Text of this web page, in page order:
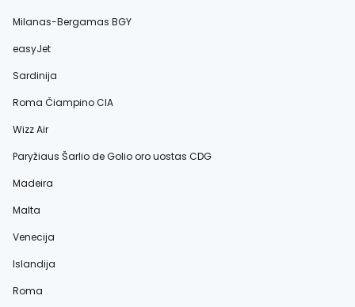
Milanas-Bergamas BGY
easyJet
Sardinija
Roma Čiampino CIA
Wizz Air
Paryžiaus Šarlio de Golio oro uostas CDG
Madeira
Malta
Venecija
Islandija
Roma